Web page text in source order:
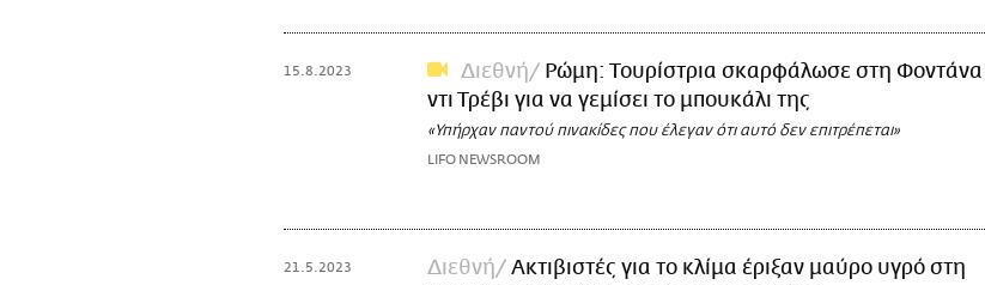
15.8.2023 Διεθνή
Ρώμη: Τουρίστρια σκαρφάλωσε στη Φοντάνα
ντι Τρέβι για να γεμίσει το μπουκάλι της
«Υπήρχαν παντού πινακίδες που έλεγαν ότι αυτό δεν επιτρέπεται»
LIFO NEWSROOM
21.5.2023 Διεθνή
Ακτιβιστές για το κλίμα έριξαν μαύρο υγρό στη